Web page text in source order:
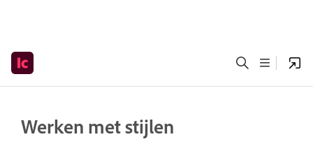
Werken met stijlen